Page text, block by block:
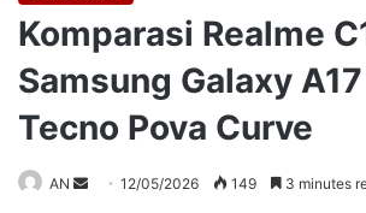
Komparasi Realme
Samsung Galaxy
Tecno Pova Curve
AN
Send12/05/2026 149 3 minutes